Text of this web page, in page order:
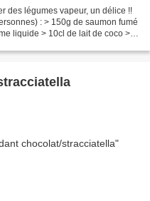
des légumes vapeur, un délice !!
: > 150g de saumon fumé
liquide > 10cl de lait de coco >